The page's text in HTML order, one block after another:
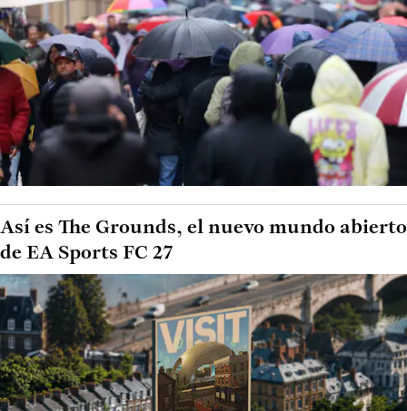
Así es The Grounds, el nuevo mundo abierto
de EA Sports FC 27